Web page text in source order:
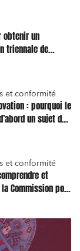
obtenir un
triennale de
et conformité
: pourquoi le
un sujet de
et conformité
et
Commission pour